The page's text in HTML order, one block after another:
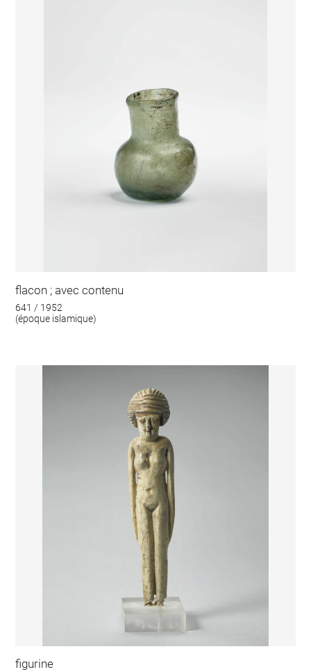
flacon ; avec contenu
641 / 1952
(époque islamique)
figurine